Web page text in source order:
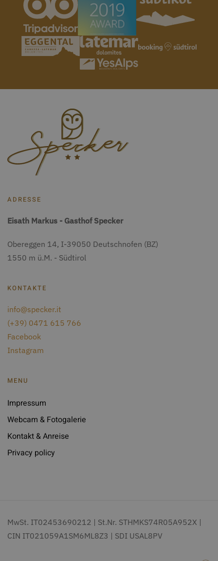
ADRESSE
Eisath Markus - Gasthof Specker
Obereggen 14, I-39050 Deutschnofen (BZ)
1550 m ü.M. - Südtirol
KONTAKTE
info@specker.it
(+39) 0471 615 766
Facebook
Instagram
MENU
Impressum
Webcam & Fotogalerie
Kontakt & Anreise
Privacy policy
MwSt. IT02453690212 | St.Nr. STHMKS74R05A952X |
CIN IT021059A1SM6ML8Z3 | SDI USAL8PV